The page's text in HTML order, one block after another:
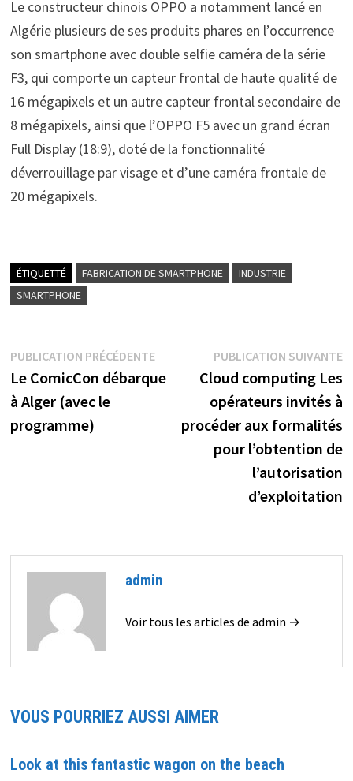
Le constructeur chinois OPPO a notamment lancé en
Algérie plusieurs de ses produits phares en l’occurrence
son smartphone avec double selfie caméra de la série
F3, qui comporte un capteur frontal de haute qualité de
16 mégapixels et un autre capteur frontal secondaire de
8 mégapixels, ainsi que l’OPPO F5 avec un grand écran
Full Display (18:9), doté de la fonctionnalité
déverrouillage par visage et d’une caméra frontale de
20 mégapixels.
ÉTIQUETTÉ FABRICATION DE SMARTPHONE
INDUSTRIE
SMARTPHONE
Navigation
de
l’article
PUBLICATION PRÉCÉDENTEPublication
précédente :
Le ComicCon débarque
à Alger (avec le
programme)
PUBLICATION SUIVANTE
Cloud computing Les
opérateurs invités à
procéder aux formalités
pour l’obtention de
l’autorisation
d’exploitation
admin
Voir tous les articles de admin →
VOUS POURRIEZ AUSSI AIMER
Look at this fantastic wagon on the beach